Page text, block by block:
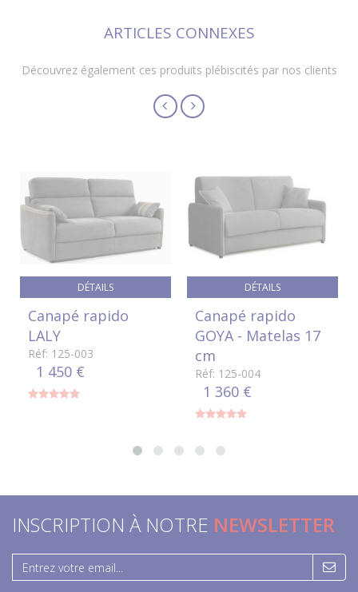
ARTICLES CONNEXES
Découvrez également ces produits plébiscités par nos clients
DÉTAILS
Canapé rapido
LALY
Réf: 125-003
1 450 €
DÉTAILS
Canapé rapido
GOYA - Matelas 17
cm
Réf: 125-004
1 360 €
INSCRIPTION À NOTRE NEWSLETTER